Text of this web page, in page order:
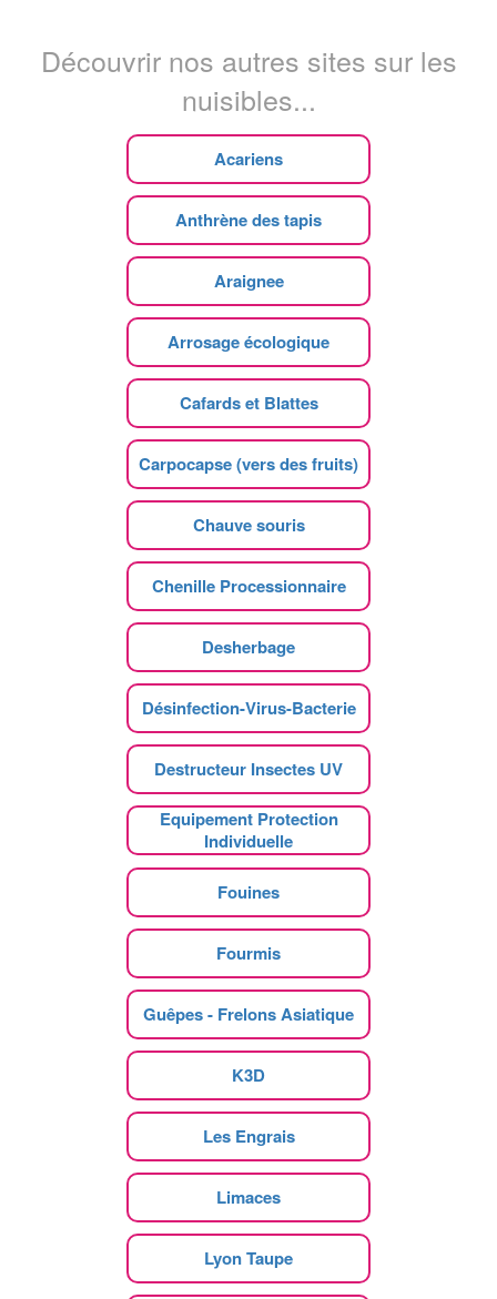
Découvrir nos autres sites sur les
nuisibles...
Acariens
Anthrène des tapis
Araignee
Arrosage écologique
Cafards et Blattes
Carpocapse (vers des fruits)
Chauve souris
Chenille Processionnaire
Desherbage
Désinfection-Virus-Bacterie
Destructeur Insectes UV
Equipement Protection
Individuelle
Fouines
Fourmis
Guêpes - Frelons Asiatique
K3D
Les Engrais
Limaces
Lyon Taupe